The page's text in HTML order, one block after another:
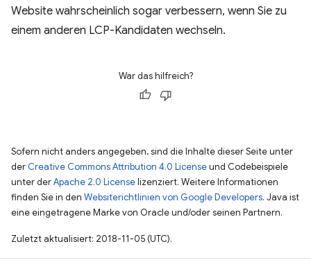
Website wahrscheinlich sogar verbessern, wenn Sie zu
einem anderen LCP-Kandidaten wechseln.
War das hilfreich?
Sofern nicht anders angegeben, sind die Inhalte dieser Seite unter
der Creative Commons Attribution 4.0 Licenseund Codebeispiele
unter derApache 2.0 Licenselizenziert. Weitere Informationen
finden Sie in den Websiterichtlinien von Google Developers. Java ist
eine eingetragene Marke von Oracle und/oder seinen Partnern.
Zuletzt aktualisiert: 2018-11-05 (UTC).